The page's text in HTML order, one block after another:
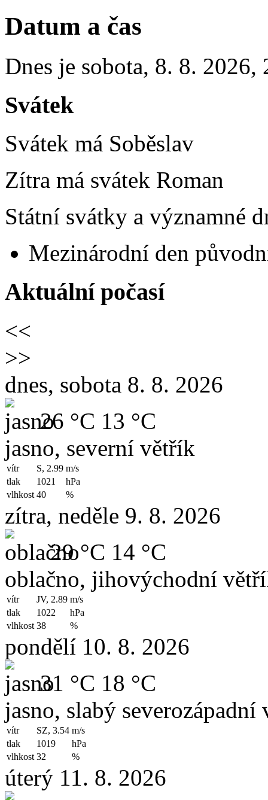
Datum a čas
Dnes je sobota, 8. 8. 2026,
Svátek
Svátek má Soběslav
Zítra má svátek Roman
Státní svátky a významné
Mezinárodní den
Aktuální počasí
<<
>>
dnes, sobota 8. 8. 2026
26 °C 13 °C
jasno, severní větřík
vítr S, 2.99 m/s
tlak
1021
hPa
vlhkost 40 %
zítra, neděle 9. 8. 2026
29 °C 14 °C
oblačno, jihovýchodní
vítr JV, 2.89 m/s
tlak
1022
hPa
vlhkost 38 %
pondělí 10. 8. 2026
31 °C 18 °C
jasno, slabý severozápadní
vítr SZ, 3.54 m/s
tlak
1019
hPa
vlhkost 32 %
úterý 11. 8. 2026